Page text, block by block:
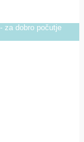
za dobro počutje